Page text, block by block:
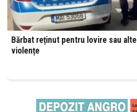
Bărbat reținut pentru lovire sau alte
violențe